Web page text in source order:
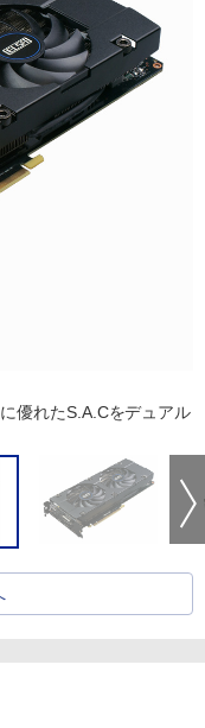
優れたS.A.Cをデュアル